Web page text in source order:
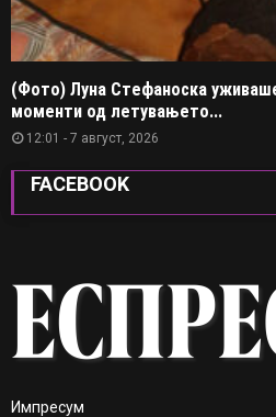
(Фото) Луна Стефаноска
моменти од летувањето...
12:01 - 7 август, 2026
FACEBOOK
Импресум